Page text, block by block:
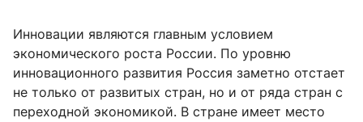
Инновации являются главным условием
экономического роста России. По уровню
инновационного развития Россия заметно отстает
не только от развитых стран, но и от ряда стран с
переходной экономикой. В стране имеет место